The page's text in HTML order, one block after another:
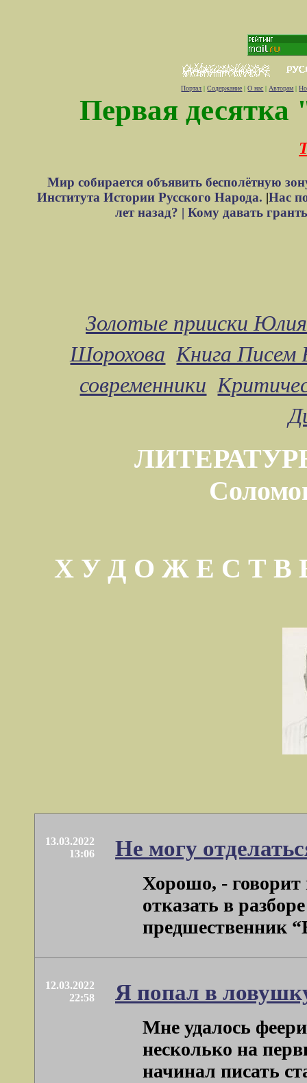
Портал |Содержание |О нас | Авторам |
Первая десятка
Мир собирается объявить бесполётную
Института Истории Русского Народа. |Нас
лет назад? |Кому давать
Золотые прииски
Шорохова Книга Писем
современники
Х У Д О Ж Е С Т
13.03.2022
13:06
Не могу
Хорошо, - говорит
отказать в
предшественник
12.03.2022
22:58
Я попал в
Мне удалось
несколько на
начинал писать